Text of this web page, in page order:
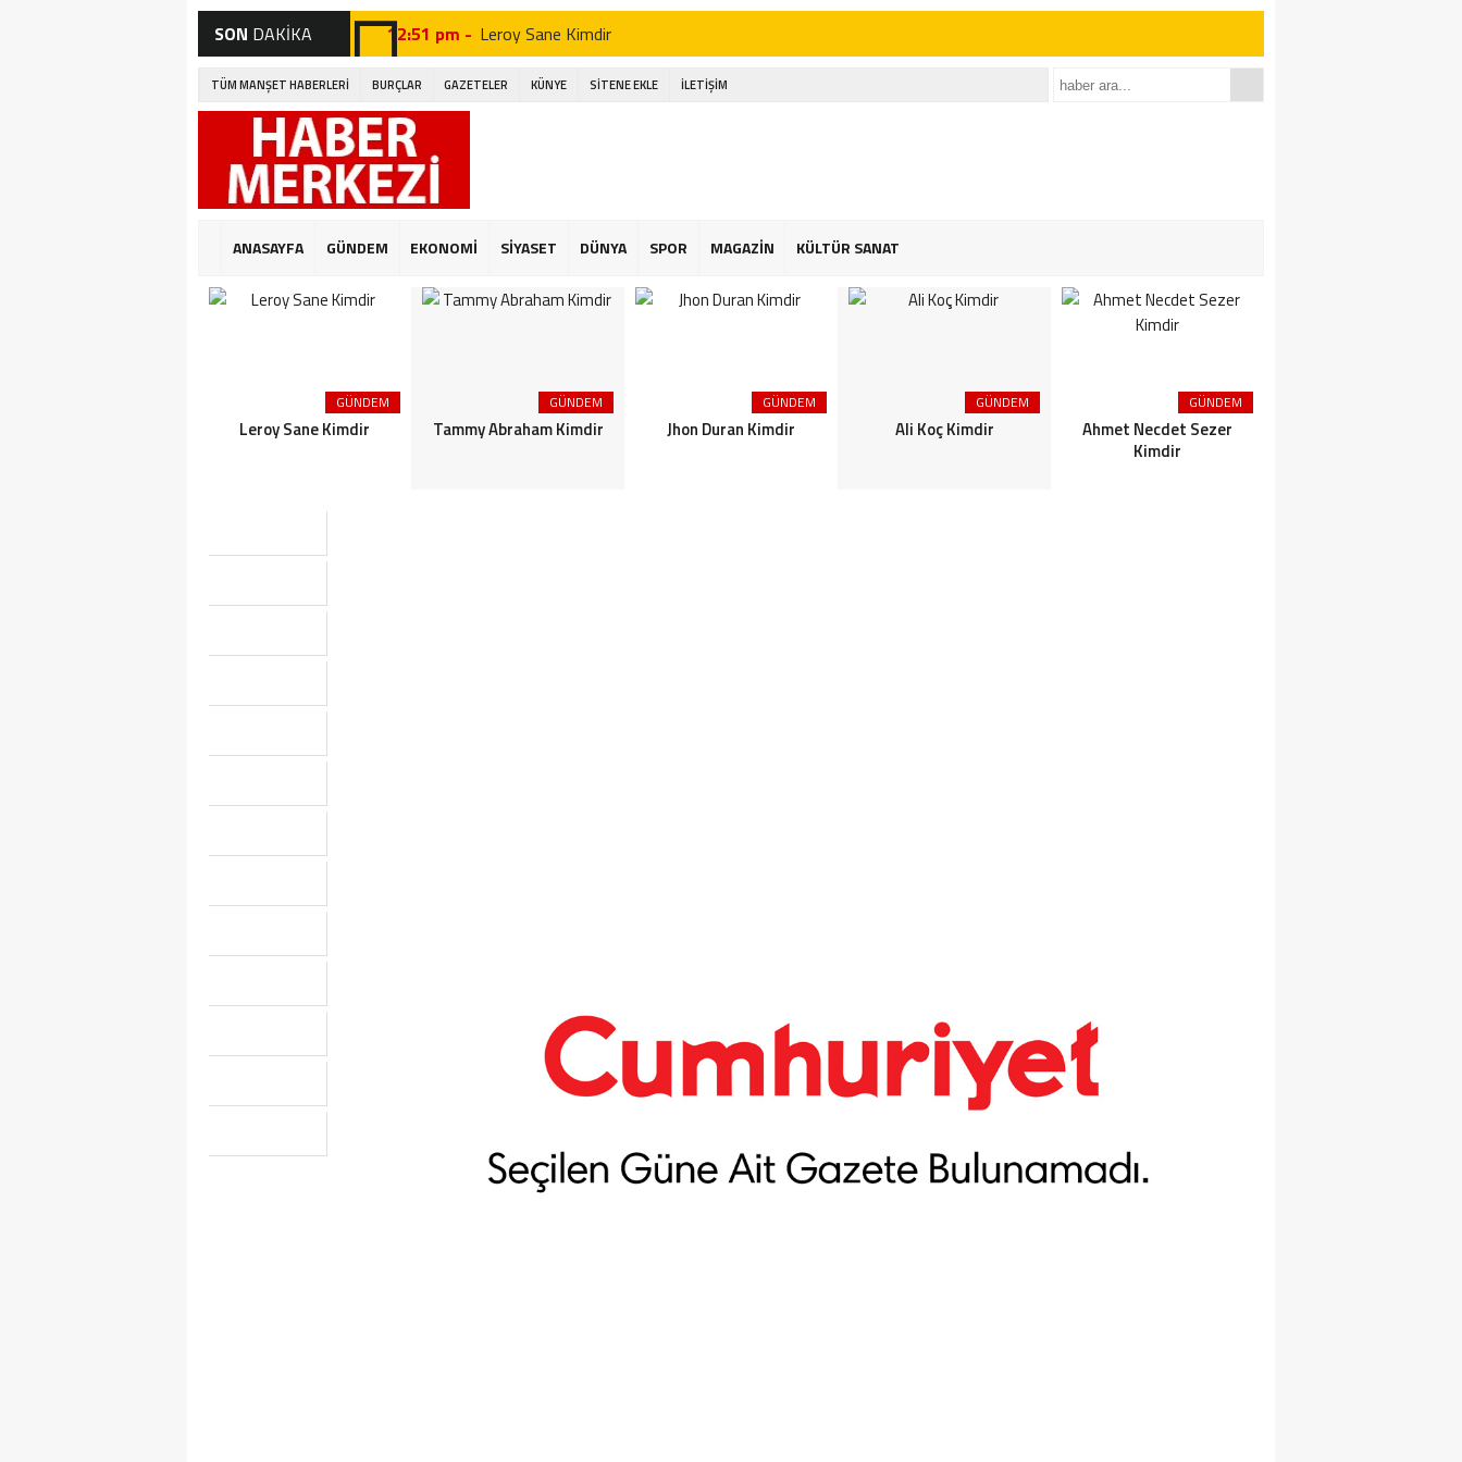
SON DAKİKA 12:51 pm - Leroy Sane Kimdir
12:39 pm - Tammy Abraham Kimdir
12:27 pm -
12:46 pm -
12:19 pm -
12:09 pm -
Ayasofya Cami
12:41 pm -
Güneş Kremi Tercihi
5:43 pm -
Barış Alper Yılmaz kimdir
TÜM MANŞET HABERLERİ BURÇLAR GAZETELER KÜNYE SİTENE EKLE İLETİŞİM
ANASAYFA GÜNDEM EKONOMİ SİYASET DÜNYA SPOR MAGAZİN KÜLTÜR SANAT
GÜNDEM
Leroy Sane Kimdir
GÜNDEM
Tammy Abraham Kimdir
GÜNDEM
Jhon Duran Kimdir
GÜNDEM
Ali Koç Kimdir
GÜNDEM
Ahmet Necdet Sezer
Kimdir